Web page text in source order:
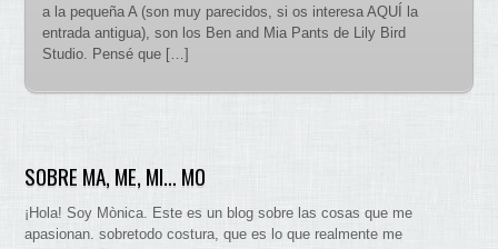
a la pequeña A (son muy parecidos, si os interesa AQUÍ la
entrada antigua), son los Ben and Mia Pants de Lily Bird
Studio. Pensé que […]
SOBRE MA, ME, MI… MO
¡Hola! Soy Mònica. Este es un blog sobre las cosas que me
apasionan. sobretodo costura, que es lo que realmente me